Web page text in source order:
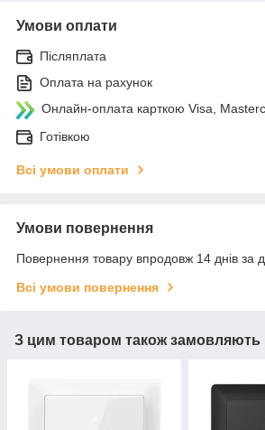
Умови оплати
Післяплата
Оплата на рахунок
Онлайн-оплата карткою Visa,
Готівкою
Всі умови оплати
Умови повернення
Повернення товару впродовж 14 днів за
Всі умови повернення
З цим товаром також замовляють